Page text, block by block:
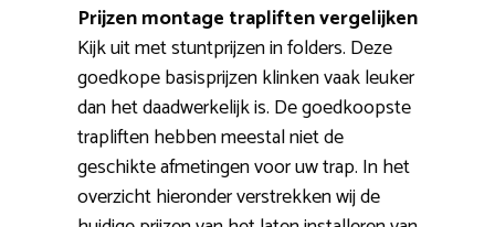
Prijzen montage trapliften vergelijken
Kijk uit met stuntprijzen in folders. Deze
goedkope basisprijzen klinken vaak leuker
dan het daadwerkelijk is. De goedkoopste
trapliften hebben meestal niet de
geschikte afmetingen voor uw trap. In het
overzicht hieronder verstrekken wij de